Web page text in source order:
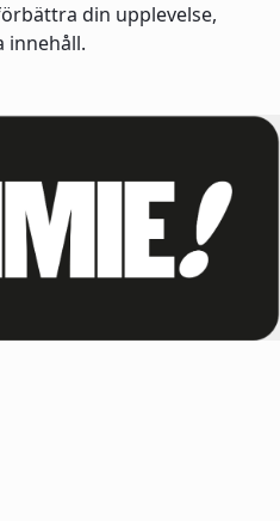
din upplevelse,
innehåll.